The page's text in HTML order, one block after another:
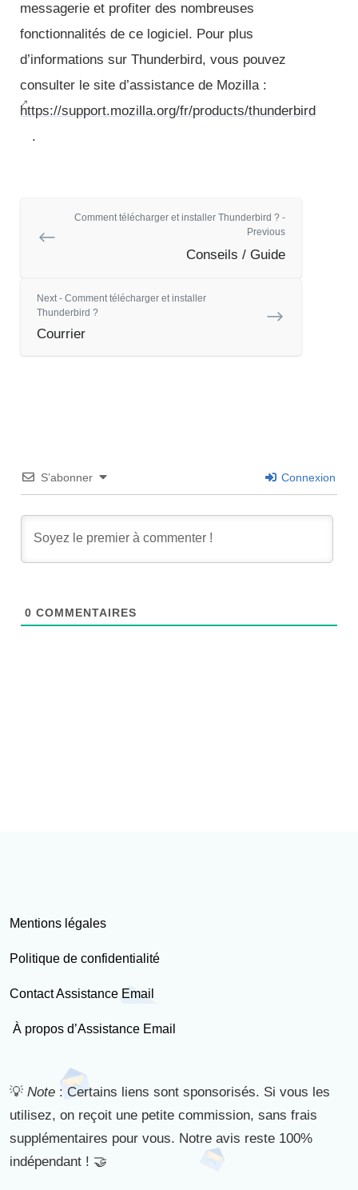
messagerie et profiter des nombreuses
fonctionnalités de ce logiciel. Pour plus
d’informations sur Thunderbird, vous pouvez
consulter le site d’assistance de Mozilla :
https://support.mozilla.org/fr/products/thunderbird
.
Comment télécharger et installer Thunderbird ? -
Previous
Conseils / Guide
Next - Comment télécharger et installer
Thunderbird ?
Courrier
S’abonner Connexion
0 COMMENTAIRES
Mentions légales
Politique de confidentialité
Contact Assistance Email
À propos d’Assistance Email
💡 Note : Certains liens sont sponsorisés. Si vous les
utilisez, on reçoit une petite commission, sans frais
supplémentaires pour vous. Notre avis reste 100%
indépendant ! 🤝